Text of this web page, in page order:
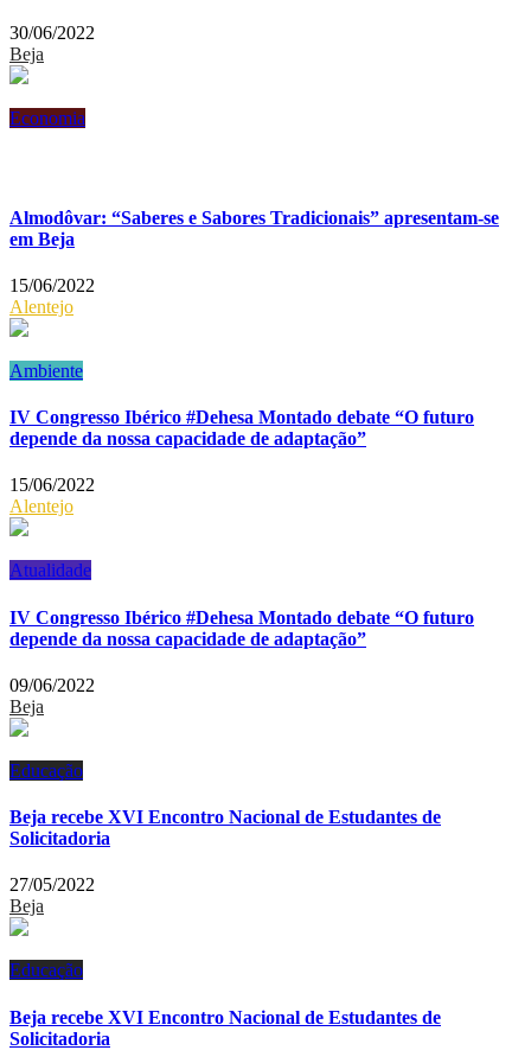
30/06/2022
Beja
Economia
Almodôvar: “Saberes e Sabores Tradicionais” apresentam-se
em Beja
15/06/2022
Alentejo
Ambiente
IV Congresso Ibérico #Dehesa Montado debate “O futuro
depende da nossa capacidade de adaptação”
15/06/2022
Alentejo
Atualidade
IV Congresso Ibérico #Dehesa Montado debate “O futuro
depende da nossa capacidade de adaptação”
09/06/2022
Beja
Educação
Beja recebe XVI Encontro Nacional de Estudantes de
Solicitadoria
27/05/2022
Beja
Educação
Beja recebe XVI Encontro Nacional de Estudantes de
Solicitadoria